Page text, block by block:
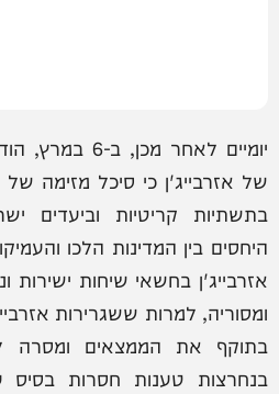
יומיים לאחר
של אזרבייג'ן כי סיכל מזימה
בתשתיות קריטיות וביעדים
אזרבייג'ן בחשאי שיחות ישירות
ומסוריה, למרות ששגרירות
בנחרצות טענות חסרות